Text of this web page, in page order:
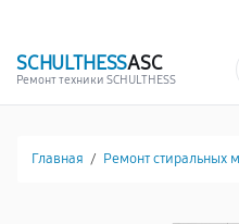
SCHULTHESSASC
Ремонт техники SCHULTHESS
Главная / Ремонт стиральных